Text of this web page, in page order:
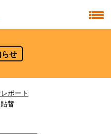
らせ
ポート
替